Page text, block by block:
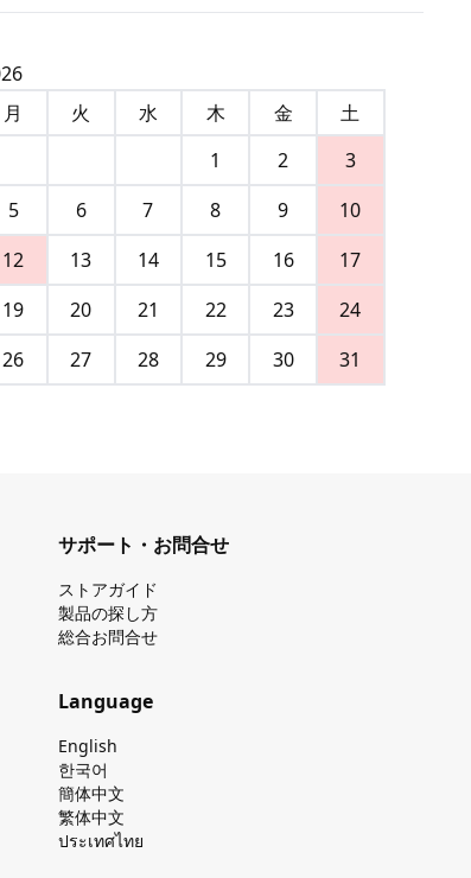
月 火 水 木 金
土
1
2
3
5 6 7 8 9
10
12 13 14 15 16
17
19 20 21 22 23
24
26 27 28 29 30 31
サポート・お問合せ
ストアガイド
製品の探し⽅
総合お問合せ
Language
English
한국어
簡体中文
繁体中文
ประเทศไทย